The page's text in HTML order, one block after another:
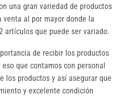
una gran variedad de productos
venta al por mayor donde la
artículos que puede ser variado.
de recibir los productos
que contamos con personal
los productos y así asegurar que
y excelente condición